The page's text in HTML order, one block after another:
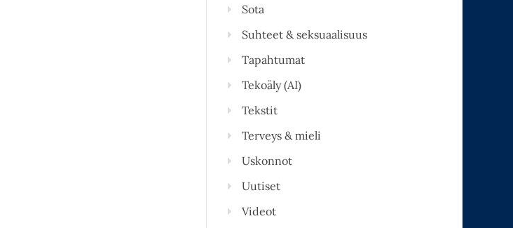
Sota
Suhteet & seksuaalisuus
Tapahtumat
Tekoäly (AI)
Tekstit
Terveys & mieli
Uskonnot
Uutiset
Videot